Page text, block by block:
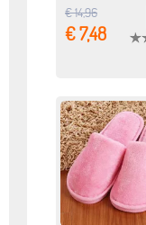
€ 14,96
€ 7,48